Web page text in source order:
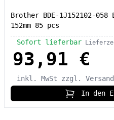
Brother BDE-1J152102-
152mm 85 pcs
Sofort lieferbar
93,91 €
inkl. MwSt
zzgl. Versand
In den